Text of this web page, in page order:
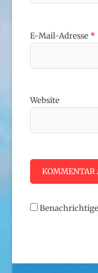
E-Mail-Adresse *
Website